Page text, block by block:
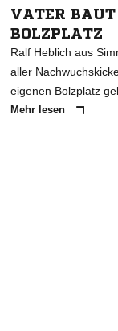
VATER BAUT
BOLZPLATZ
Ralf Heblich aus
aller
eigenen Bolzplatz
Mehr lesen